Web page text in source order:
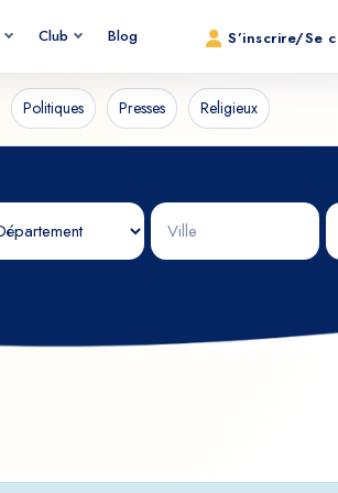
Club Blog S’inscrire/Se
Politiques Presses Religieux